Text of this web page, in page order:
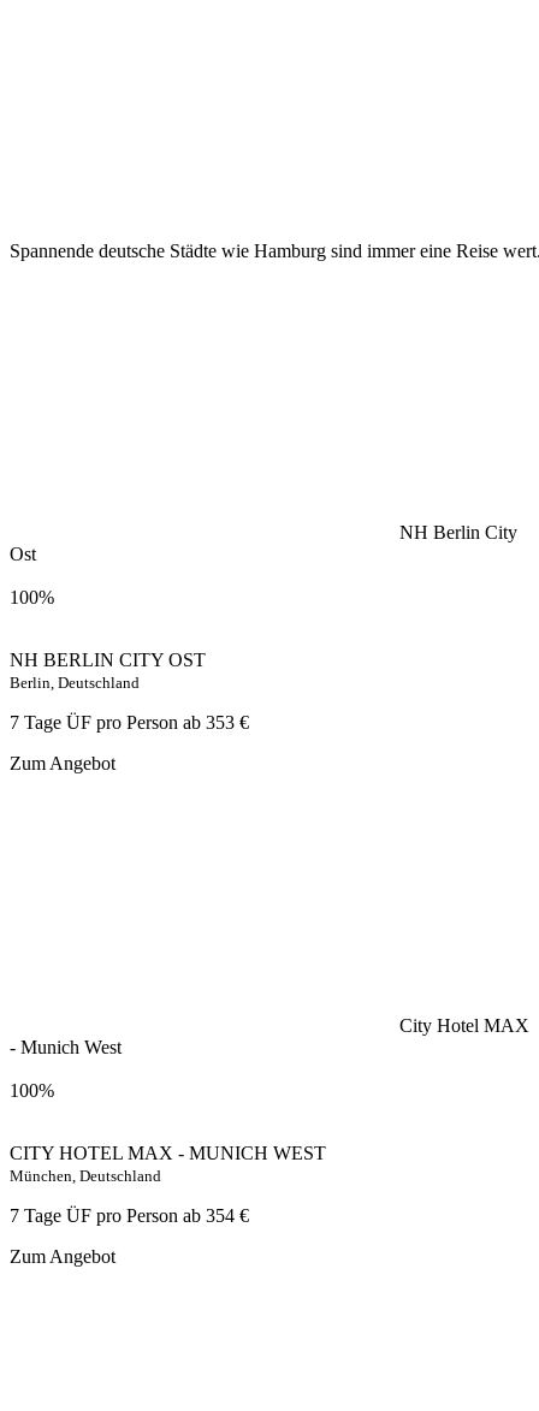
Spannende deutsche Städte wie Hamburg sind immer eine Reise
NH Berlin City
Ost
100%
NH BERLIN CITY OST
Berlin, Deutschland
7 Tage ÜF pro Person ab 353 €
Zum Angebot
City Hotel MAX
- Munich West
100%
CITY HOTEL MAX - MUNICH WEST
München, Deutschland
7 Tage ÜF pro Person ab 354 €
Zum Angebot